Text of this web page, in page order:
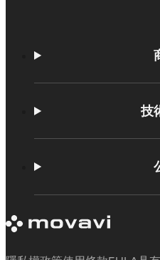
Mac產品
技
學習平台
取消訂閱
客戶評價